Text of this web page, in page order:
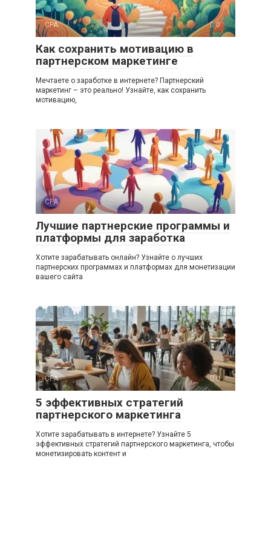
CPA 0
Как сохранить мотивацию в
партнерском маркетинге
Мечтаете о заработке в интернете? Партнерский
маркетинг – это реально! Узнайте, как сохранить
мотивацию,
CPA 0
Лучшие партнерские программы и
платформы для заработка
Хотите зарабатывать онлайн? Узнайте о лучших
партнерских программах и платформах для монетизации
вашего сайта
CPA 0
5 эффективных стратегий
партнерского маркетинга
Хотите зарабатывать в интернете? Узнайте 5
эффективных стратегий партнерского маркетинга, чтобы
монетизировать контент и